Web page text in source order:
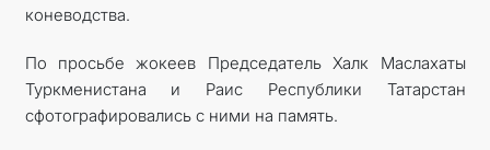
коневодства.
По просьбе жокеев Председатель Халк Маслахаты
Туркменистана и Раис Республики Татарстан
сфотографировались с ними на память.